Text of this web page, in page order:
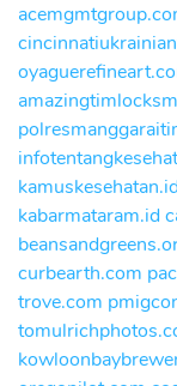
kabarmataram.id
curbearth.com
trove.com